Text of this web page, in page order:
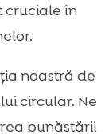
cruciale în
noastră de
circular. Ne
bunăstării